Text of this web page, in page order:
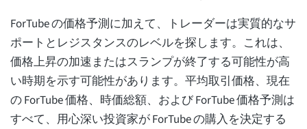
ForTube の価格予測に加えて、トレーダーは実質的なサ
ポートとレジスタンスのレベルを探します。これは、
価格上昇の加速またはスランプが終了する可能性が高
い時期を示す可能性があります。平均取引価格、現在
の ForTube 価格、時価総額、および ForTube 価格予測は
すべて、用心深い投資家が ForTube の購入を決定する